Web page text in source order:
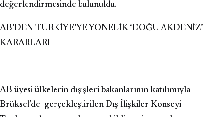
değerlendirmesinde bulunuldu.
AB’DEN TÜRKİYE’YE YÖNELİK ‘DOĞU AKDENİZ’
KARARLARI
AB üyesi ülkelerin dışişleri bakanlarının katılımıyla
Brüksel’de gerçekleştirilen Dış İlişkiler Konseyi